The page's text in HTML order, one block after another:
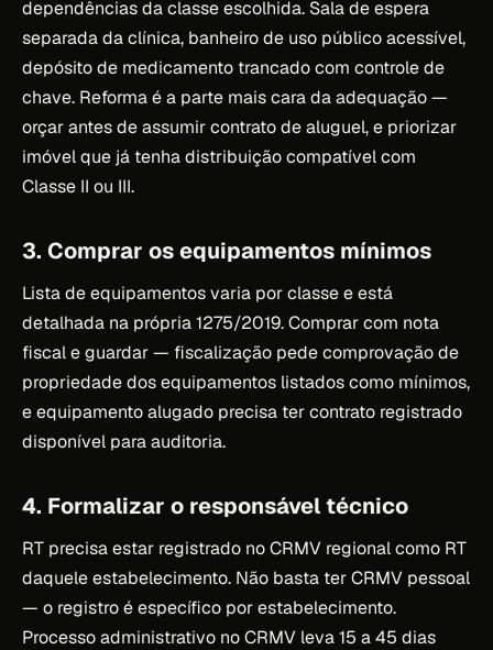
dependências da classe escolhida. Sala de espera
separada da clínica, banheiro de uso público acessível,
depósito de medicamento trancado com controle de
chave. Reforma é a parte mais cara da adequação —
orçar antes de assumir contrato de aluguel, e priorizar
imóvel que já tenha distribuição compatível com
Classe II ou III.
3. Comprar os equipamentos mínimos
Lista de equipamentos varia por classe e está
detalhada na própria 1275/2019. Comprar com nota
fiscal e guardar — fiscalização pede comprovação de
propriedade dos equipamentos listados como mínimos,
e equipamento alugado precisa ter contrato registrado
disponível para auditoria.
4. Formalizar o responsável técnico
RT precisa estar registrado no CRMV regional como RT
daquele estabelecimento. Não basta ter CRMV pessoal
— o registro é específico por estabelecimento.
Processo administrativo no CRMV leva 15 a 45 dias